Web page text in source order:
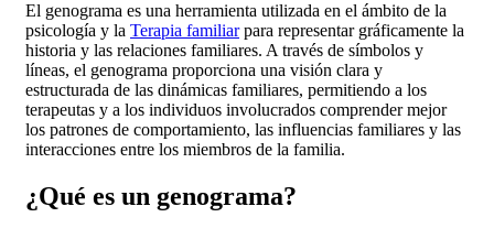
El genograma es una herramienta utilizada en el ámbito de la
psicología y la Terapia familiarpara representar gráficamente la
historia y las relaciones familiares. A través de símbolos y
líneas, el genograma proporciona una visión clara y
estructurada de las dinámicas familiares, permitiendo a los
terapeutas y a los individuos involucrados comprender mejor
los patrones de comportamiento, las influencias familiares y las
interacciones entre los miembros de la familia.
¿Qué es un genograma?